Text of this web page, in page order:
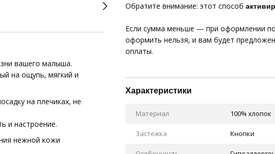
вашего малыша.
на ощупь, мягкий и
на плечиках, не
и настроение.
нежной кожи
Обратите внимание: этот способ
Если сумма меньше — при оформлении
оформить нельзя, и вам будет
оплаты.
Характеристики
Материал 100% хлопок
Застежка Кнопки